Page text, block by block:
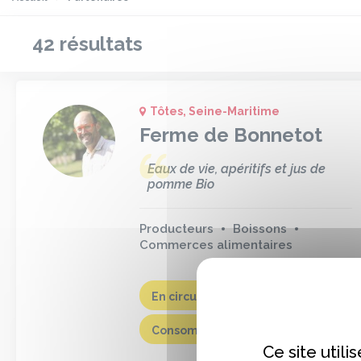
42 résultats
Tôtes, Seine-Maritime
Ferme de Bonnetot
Eaux de vie, apéritifs et jus de
pomme Bio
Producteurs
Boissons
Commerces alimentaires
En circuit court
Consommer #M!EUH
Ce site